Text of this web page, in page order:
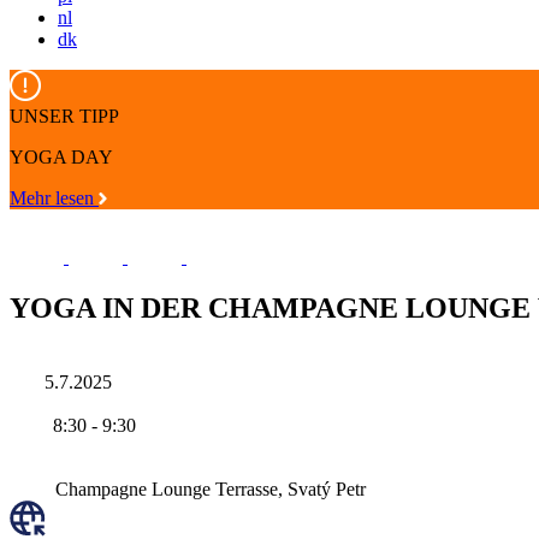
nl
dk
UNSER TIPP
YOGA DAY
Mehr lesen
YOGA IN DER CHAMPAGNE LOUNGE
5.7.2025
8:30 - 9:30
Champagne Lounge Terrasse, Svatý Petr